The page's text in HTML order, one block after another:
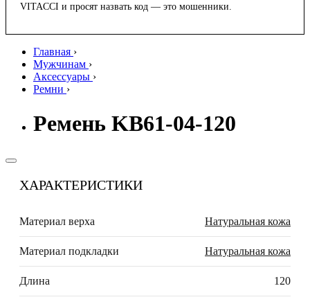
VITACCI и просят назвать код — это мошенники.
Главная ›
Мужчинам ›
Аксессуары ›
Ремни ›
Ремень KB61-04-120
ХАРАКТЕРИСТИКИ
Материал верха Натуральная кожа
Материал подкладки Натуральная кожа
Длина 120